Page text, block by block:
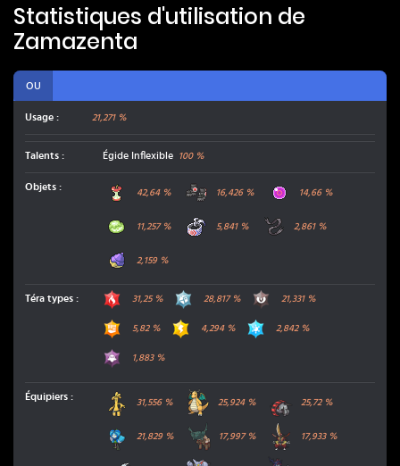
Statistiques d'utilisation de
Zamazenta
OU
Usage : 21,271 %
Talents : Égide Inflexible 100%
Objets :
42,64%
Grosses Bottes
16,426% 14,66%
11,257%
Bandeau Choix
5,841% 2,861%
2,159%
Téra types : Feu31,25% Acier
28,817% Ténèbres
21,331%
Combat
5,82% Électrik
4,294% Glace
2,842%
Spectre
1,883%
Équipiers :
31,556% 25,924% 25,72%
Ogerpon du Puits
21,829% 17,997% 17,933%